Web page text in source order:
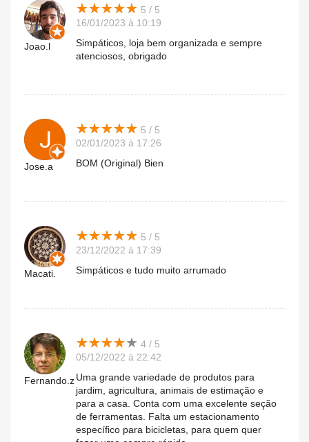
Joao.l
★★★★★
★★★★★ 5 / 5
16/01/2023 à 10:19
Simpáticos, loja bem organizada e sempre
atenciosos, obrigado
Jose.a
★★★★★
★★★★★ 5 / 5
02/01/2023 à 17:26
BOM (Original) Bien
Macati.
★★★★★
★★★★★ 5 / 5
23/12/2022 à 17:39
Simpáticos e tudo muito arrumado
Fernando.z
★★★★★
★★★★★ 4 / 5
05/12/2022 à 22:42
Uma grande variedade de produtos para
jardim, agricultura, animais de estimação e
para a casa. Conta com uma excelente seção
de ferramentas. Falta um estacionamento
específico para bicicletas, para quem quer